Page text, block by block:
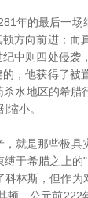
年的最后一场
方向前进；而
中则四处侵袭
，他获得了被
水地区的希腊
小。
就是那些极具
于希腊之上
林斯，但作